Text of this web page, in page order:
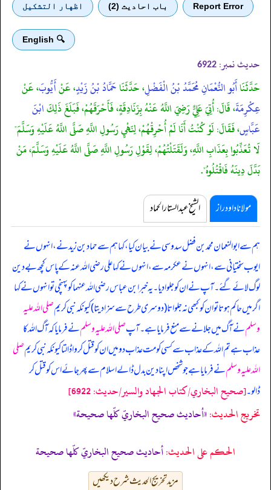
Report Error باب احادیث (2) اظهار التشكيل
🔍 English
حدیث نمبر: 6922
حَدَّثَنَاأَبُو النُّعْمَانِ مُحَمَّدُ بْنُ الْفَضْلِ، حَدَّثَنَاحَمَّادُ بْنُ زَيْدٍ، عَنْأَيُّوبَ، عَنْ
عِكْرِمَةَ، قَالَ: أُتِيَ عَلِيٌّ رَضِيَ اللَّهُ عَنْهُ بِزَنَادِقَةٍ، فَأَحْرَقَهُمْ، فَبَلَغَ ذَلِكَابْنَ
عَبَّاسٍ، فَقَالَ: لَوْ كُنْتُ أَنَا لَمْ أُحْرِقْهُمْ، لِنَهْيِ رَسُولِ اللَّهِ صَلَّى اللَّهُ عَلَيْهِ وَسَلَّمَ"
لَا تُعَذِّبُوا بِعَذَابِ اللَّهِ، وَلَقَتَلْتُهُمْ، لِقَوْلِ رَسُولِ اللَّهِ صَلَّى اللَّهُ عَلَيْهِ وَسَلَّمَ، مَنْ
بَدَّلَ دِينَهُ فَاقْتُلُوهُ".
مولانا داود راز الشیخ عبدالستار الحماد
ہم سے ابوالنعمان محمد بن فضل سدوسی نے بیان کیا، کہا ہم سے حماد بن زید نے، انہوں نے
ایوب سختیانی سے، انہوں نے عکرمہ سے، انہوں نے کہاعلی رضی اللہ عنہ کے پاس کچھ بےدین
لوگ لائے گئے۔ آپ نے ان کو جلوا دیا۔ یہ خبر ابن عباس رضی اللہ عنہما کو پہنچی تو انہوں نے کہا
اگر میں حاکم ہوتا تو ان کو کبھی نہ جلواتا (دوسری طرح سے سزا دیتا) کیونکہ نبی کریمصلی اللہ علیہ
وسلمنے آگ میں جلانے سے منع فرمایا ہے۔ آپصلی اللہ علیہ وسلمنے فرمایا کہ آگ اللہ کا
عذاب ہے تم اللہ کے عذاب سے کسی کو مت عذاب دو میں ان کو قتل کروا ڈالتا کیونکہ نبی کریمصلی
اللہ علیہ وسلمنے فرمایا ہے جو شخص اپنا دین بدل ڈالے اسلام سے پھر جائے اس کو قتل کر
ڈالو۔[صحيح البخاري/كتاب الجهاد والسير/حدیث: 6922]
تخریج الحدیث:«أحاديث صحيح البخاريّ كلّها صحيحة»
الحكم على الحديث:أحاديث صحيح البخاريّ كلّها صحيحة
مزید تخریج الحدیث شرح دیکھیں